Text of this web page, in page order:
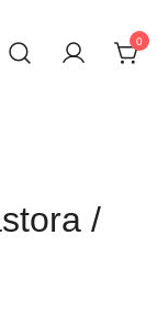
0
/